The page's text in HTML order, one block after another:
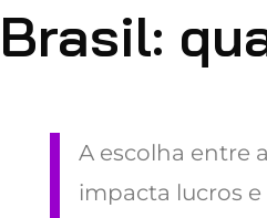
Brasil:
A escolha entre
impacta lucros